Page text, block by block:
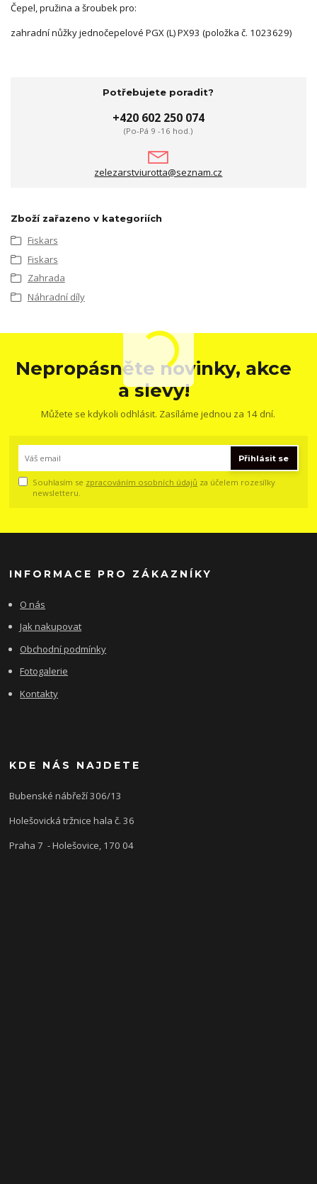
Čepel, pružina a šroubek pro:
zahradní nůžky jednočepelové PGX (L) PX93 (položka č. 1023629)
Potřebujete poradit?
+420 602 250 074
(Po-Pá 9 -16 hod.)
zelezarstviurotta@seznam.cz
Zboží zařazeno v kategoriích
Fiskars
Fiskars
Zahrada
Náhradní díly
Nepropásněte novinky, akce
a slevy!
Můžete se kdykoli odhlásit. Zasíláme jednou za 14 dní.
Přihlásit se
Souhlasím se zpracováním osobních údajů za účelem rozesílky
newsletteru.
INFORMACE PRO ZÁKAZNÍKY
O nás
Jak nakupovat
Obchodní podmínky
Fotogalerie
Kontakty
KDE NÁS NAJDETE
Bubenské nábřeží 306/13
Holešovická tržnice hala č. 36
Praha 7 - Holešovice, 170 04